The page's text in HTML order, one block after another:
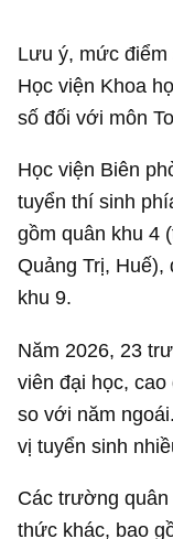
Lưu ý, mức
Học viện Khoa
số đối với môn
Học viện Biên
tuyển thí sinh
gồm quân khu 4
Quảng Trị, Huế),
khu 9.
Năm 2026, 23
viên đại học,
so với năm
vị tuyển sinh
Các trường
thức khác, bao